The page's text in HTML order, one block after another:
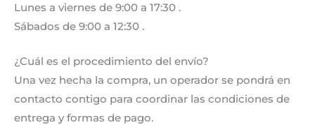
Lunes a viernes de 9:00 a 17:30 .
Sábados de 9:00 a 12:30 .
¿Cuál es el procedimiento del envío?
Una vez hecha la compra, un operador se pondrá en
contacto contigo para coordinar las condiciones de
entrega y formas de pago.